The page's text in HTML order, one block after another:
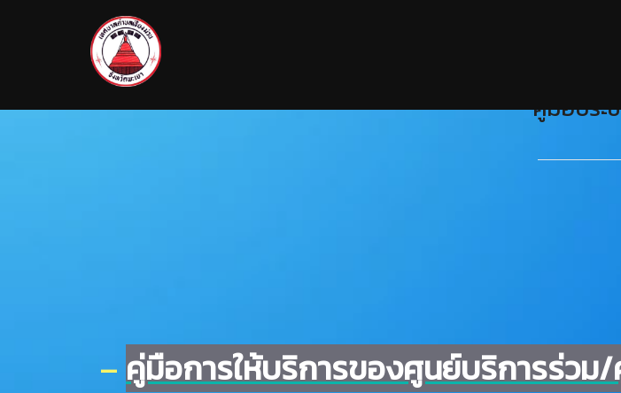
คู่มือประ
– คู่มือการให้บริการของศูนย์บริการร่ว